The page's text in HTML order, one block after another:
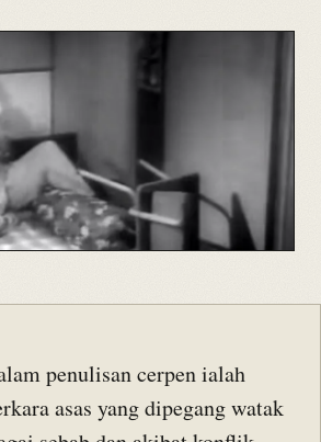
penulisan cerpen ialah
asas yang dipegang watak